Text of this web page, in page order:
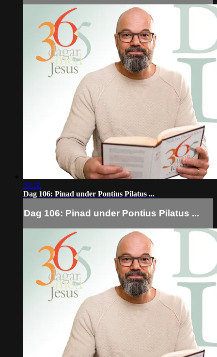
03:18
Dag 106: Pinad under Pontius Pilatus ...
Dag 106: Pinad under Pontius Pilatus ...